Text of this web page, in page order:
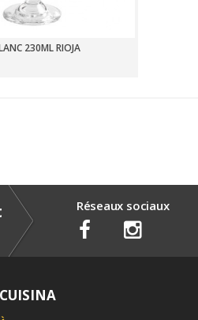
230ML RIOJA
Réseaux sociaux
CUISINA